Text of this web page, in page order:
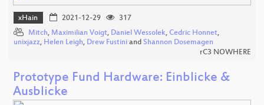
xHain 2021-12-29
317
Mitch, Maximilian Voigt, Daniel Wessolek, Cedric Honnet,
unixjazz, Helen Leigh, Drew Fustini and Shannon Dosemagen
rC3 NOWHERE
Prototype Fund Hardware: Einblicke &
Ausblicke